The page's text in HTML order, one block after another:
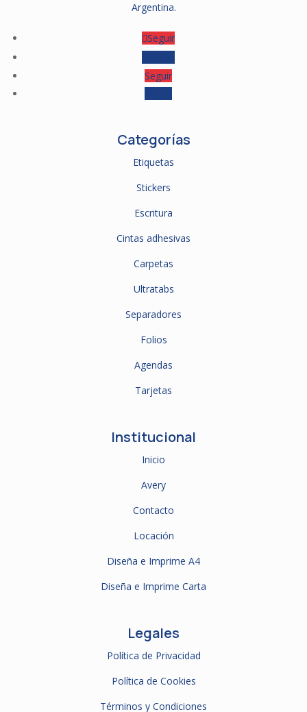
Argentina.
Seguir
Seguir
Categorías
Etiquetas
Stickers
Escritura
Cintas adhesivas
Carpetas
Ultratabs
Separadores
Folios
Agendas
Tarjetas
Institucional
Inicio
Avery
Contacto
Locación
Diseña e Imprime A4
Diseña e Imprime Carta
Legales
Política de Privacidad
Política de Cookies
Términos y Condiciones